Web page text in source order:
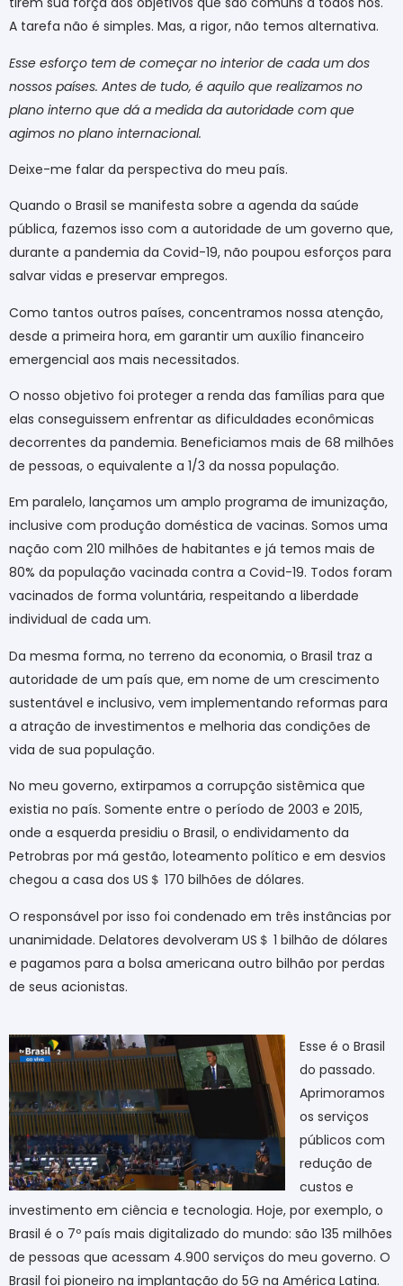
A tarefa não é simples. Mas, a rigor, não temos alternativa.
Esse esforço tem de começar no interior de cada um dos
nossos países. Antes de tudo, é aquilo que realizamos no
plano interno que dá a medida da autoridade com que
agimos no plano internacional.
Deixe-me falar da perspectiva do meu país.
Quando o Brasil se manifesta sobre a agenda da saúde
pública, fazemos isso com a autoridade de um governo que,
durante a pandemia da Covid-19, não poupou esforços para
salvar vidas e preservar empregos.
Como tantos outros países, concentramos nossa atenção,
desde a primeira hora, em garantir um auxílio financeiro
emergencial aos mais necessitados.
O nosso objetivo foi proteger a renda das famílias para que
elas conseguissem enfrentar as dificuldades econômicas
decorrentes da pandemia. Beneficiamos mais de 68 milhões
de pessoas, o equivalente a 1/3 da nossa população.
Em paralelo, lançamos um amplo programa de imunização,
inclusive com produção doméstica de vacinas. Somos uma
nação com 210 milhões de habitantes e já temos mais de
80% da população vacinada contra a Covid-19. Todos foram
vacinados de forma voluntária, respeitando a liberdade
individual de cada um.
Da mesma forma, no terreno da economia, o Brasil traz a
autoridade de um país que, em nome de um crescimento
sustentável e inclusivo, vem implementando reformas para
a atração de investimentos e melhoria das condições de
vida de sua população.
No meu governo, extirpamos a corrupção sistêmica que
existia no país. Somente entre o período de 2003 e 2015,
onde a esquerda presidiu o Brasil, o endividamento da
Petrobras por má gestão, loteamento político e em desvios
chegou a casa dos US ＄ 170 bilhões de dólares.
O responsável por isso foi condenado em três instâncias por
unanimidade. Delatores devolveram US ＄ 1 bilhão de dólares
e pagamos para a bolsa americana outro bilhão por perdas
de seus acionistas.
Esse é o Brasil
do passado.
Aprimoramos
os serviços
públicos com
redução de
custos e
investimento em ciência e tecnologia. Hoje, por exemplo, o
Brasil é o 7º país mais digitalizado do mundo: são 135 milhões
de pessoas que acessam 4.900 serviços do meu governo. O
Brasil foi pioneiro na implantação do 5G na América Latina.